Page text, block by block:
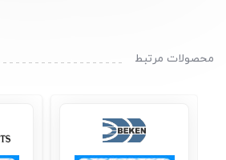
محصولات مرتبط